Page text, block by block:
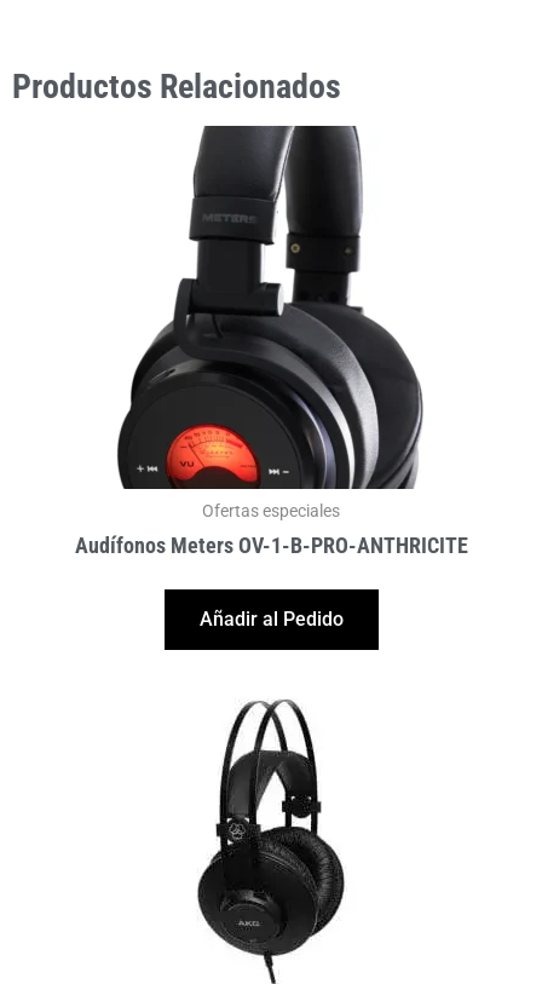
Productos Relacionados
Ofertas especiales
Audífonos Meters OV-1-B-PRO-ANTHRICITE
Añadir al Pedido